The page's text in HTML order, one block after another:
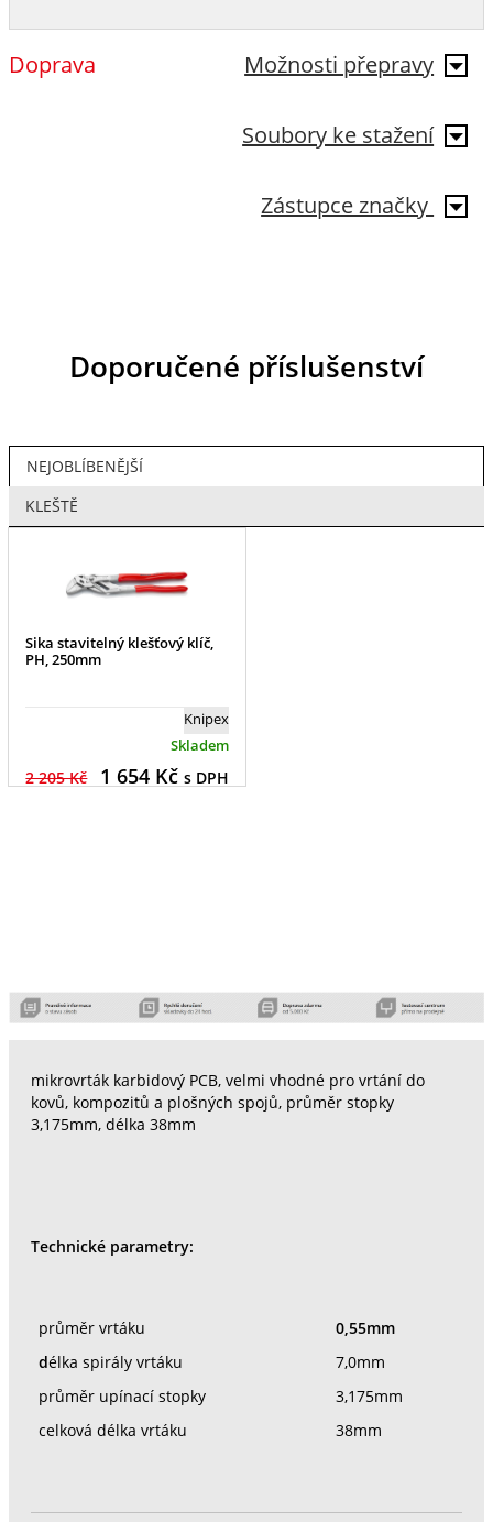
Možnosti přepravy
Doprava
Soubory ke stažení
Zástupce značky
Doporučené příslušenství
NEJOBLÍBENĚJŠÍ
KLEŠTĚ
Sika stavitelný klešťový klíč,
PH, 250mm
Knipex
Skladem
2 205 Kč 1 654Kč s DPH
mikrovrták karbidový PCB, velmi vhodné pro vrtání do
kovů, kompozitů a plošných spojů, průměr stopky
3,175mm, délka 38mm
Technické parametry:
průměr vrtáku
0,55mm
délka spirály vrtáku
7,0mm
průměr upínací stopky
3,175mm
celková délka vrtáku
38mm